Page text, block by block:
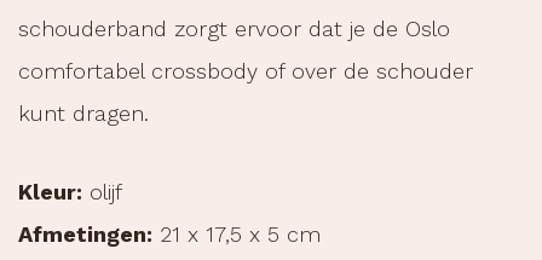
schouderband zorgt ervoor dat je de Oslo
comfortabel crossbody of over de schouder
kunt dragen.
Kleur: olijf
Afmetingen: 21 x 17,5 x 5 cm